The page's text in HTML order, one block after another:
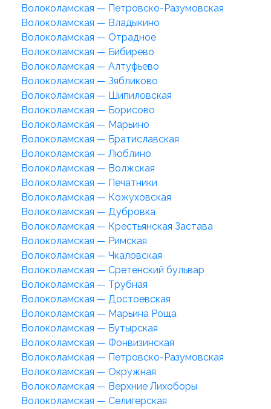
Волоколамская — Петровско-Разумовская
Волоколамская — Владыкино
Волоколамская — Отрадное
Волоколамская — Бибирево
Волоколамская — Алтуфьево
Волоколамская — Зябликово
Волоколамская — Шипиловская
Волоколамская — Борисово
Волоколамская — Марьино
Волоколамская — Братиславская
Волоколамская — Люблино
Волоколамская — Волжская
Волоколамская — Печатники
Волоколамская — Кожуховская
Волоколамская — Дубровка
Волоколамская — Крестьянская Застава
Волоколамская — Римская
Волоколамская — Чкаловская
Волоколамская — Сретенский бульвар
Волоколамская — Трубная
Волоколамская — Достоевская
Волоколамская — Марьина Роща
Волоколамская — Бутырская
Волоколамская — Фонвизинская
Волоколамская — Петровско-Разумовская
Волоколамская — Окружная
Волоколамская — Верхние Лихоборы
Волоколамская — Селигерская